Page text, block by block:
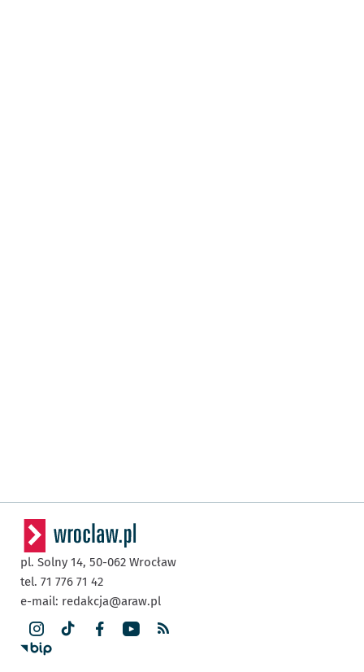
pl. Solny 14, 50-062 Wrocław
tel. 71 776 71 42
e-mail: redakcja@araw.pl